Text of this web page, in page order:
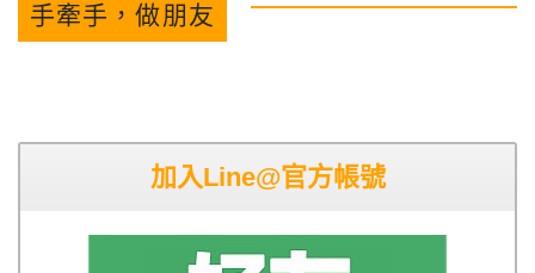
手牽手，做朋友
加入Line@官方帳號